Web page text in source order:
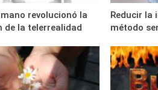
revolucionó la
de la telerrealidad
Reducir la
método